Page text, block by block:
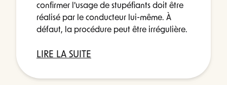
confirmer l'usage de stupéfiants doit être
réalisé par le conducteur lui-même. À
défaut, la procédure peut être irrégulière.
LIRE LA SUITE